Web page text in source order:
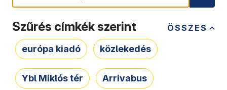
ÖSSZES
Szűrés címkék szerint
európa kiadó közlekedés
Ybl Miklós tér Arrivabus